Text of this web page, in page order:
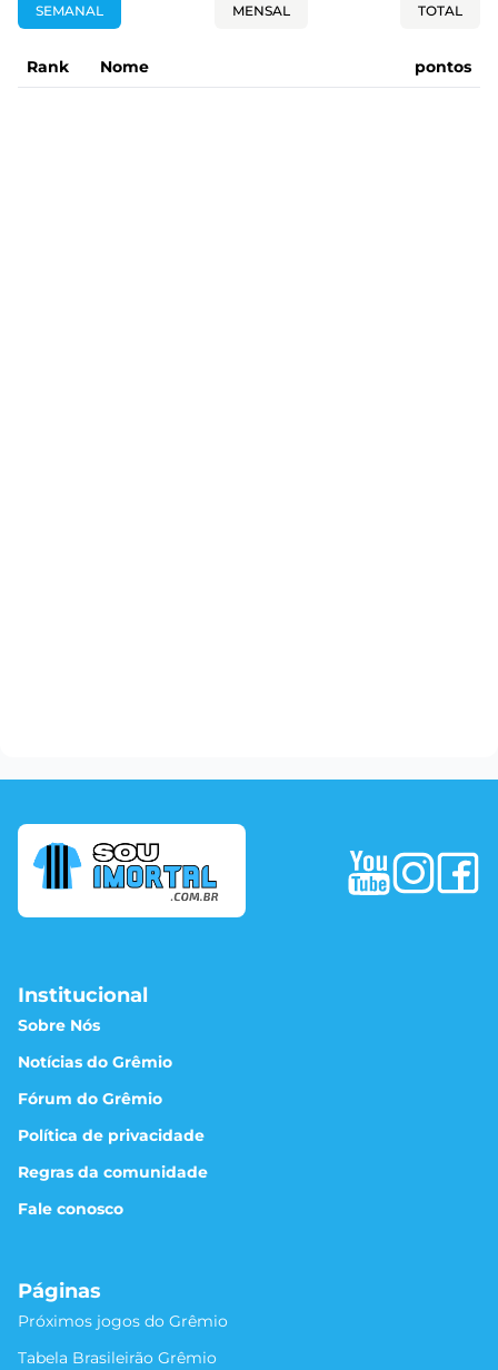
SEMANAL MENSAL TOTAL
Rank Nome pontos
Institucional
Sobre Nós
Notícias do Grêmio
Fórum do Grêmio
Política de privacidade
Regras da comunidade
Fale conosco
Páginas
Próximos jogos do Grêmio
Tabela Brasileirão Grêmio